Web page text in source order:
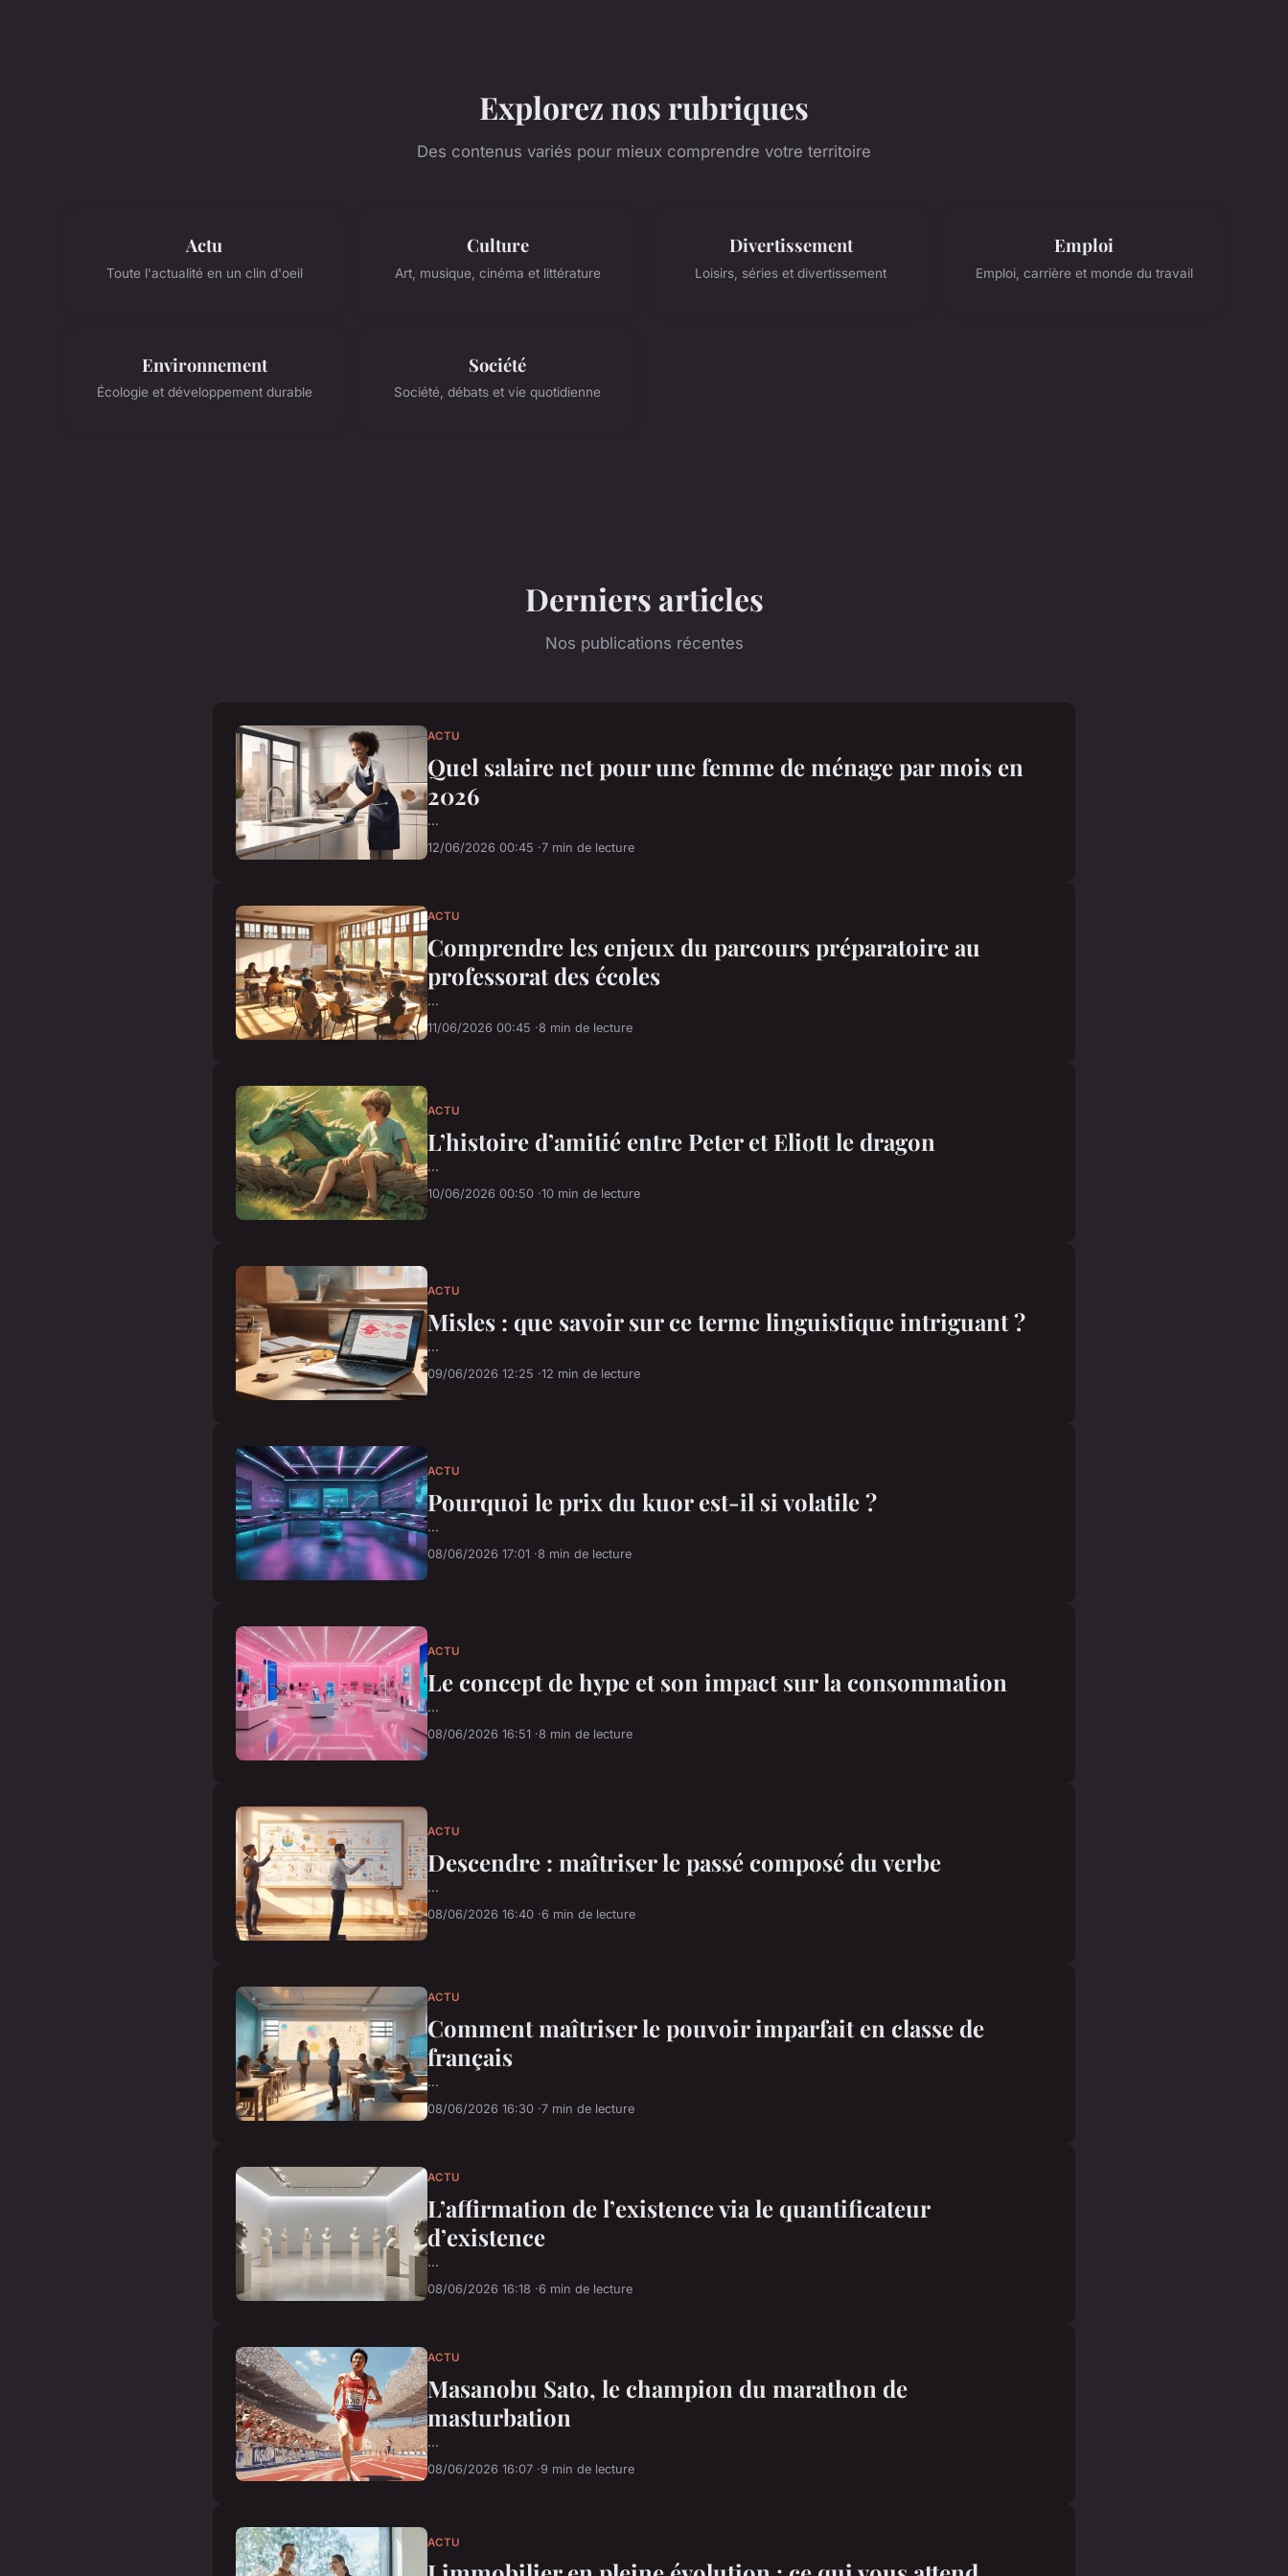
Explorez nos rubriques
Des contenus variés pour mieux comprendre votre territoire
Actu
Toute l'actualité en un clin d'oeil
Culture
Art, musique, cinéma et littérature
Divertissement
Loisirs, séries et divertissement
Emploi
Emploi, carrière et monde du travail
Environnement
Écologie et développement durable
Société
Société, débats et vie quotidienne
Derniers articles
Nos publications récentes
ACTU
Quel salaire net pour une femme de ménage par mois en
2026
...
12/06/2026 00:45 7 min de lecture
ACTU
Comprendre les enjeux du parcours préparatoire au
professorat des écoles
...
11/06/2026 00:45 8 min de lecture
ACTU
L’histoire d’amitié entre Peter et Eliott le dragon
...
10/06/2026 00:50 10 min de lecture
ACTU
Misles : que savoir sur ce terme linguistique intriguant ?
...
09/06/2026 12:25 12 min de lecture
ACTU
Pourquoi le prix du kuor est-il si volatile ?
...
08/06/2026 17:01 8 min de lecture
ACTU
Le concept de hype et son impact sur la consommation
...
08/06/2026 16:51 8 min de lecture
ACTU
Descendre : maîtriser le passé composé du verbe
...
08/06/2026 16:40 6 min de lecture
ACTU
Comment maîtriser le pouvoir imparfait en classe de
français
...
08/06/2026 16:30 7 min de lecture
ACTU
L’affirmation de l’existence via le quantificateur
d’existence
...
08/06/2026 16:18 6 min de lecture
ACTU
Masanobu Sato, le champion du marathon de
masturbation
...
08/06/2026 16:07 9 min de lecture
ACTU